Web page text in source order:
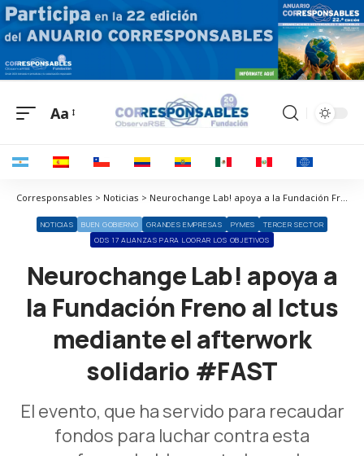
Aa
Corresponsables > Noticias > Neurochange Lab! apoya a la Fundación Freno al Ictus mediante el afterwork solidario #FAST
NOTICIAS BUEN GOBIERNO GRANDES EMPRESAS PYMES
TERCER SECTOR
ODS 17 ALIANZAS PARA LOGRAR LOS OBJETIVOS
Neurochange Lab! apoya a
la Fundación Freno al Ictus
mediante el afterwork
solidario #FAST
El evento, que ha servido para recaudar
fondos para luchar contra esta